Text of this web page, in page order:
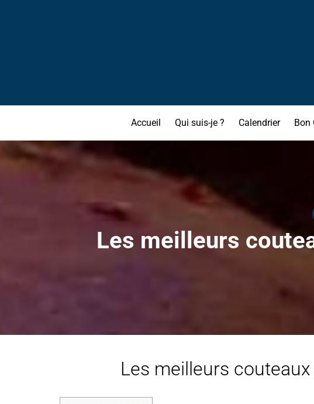
Accueil Qui suis-je ? Calendrier Bon
Les meilleurs
Les meilleurs couteaux